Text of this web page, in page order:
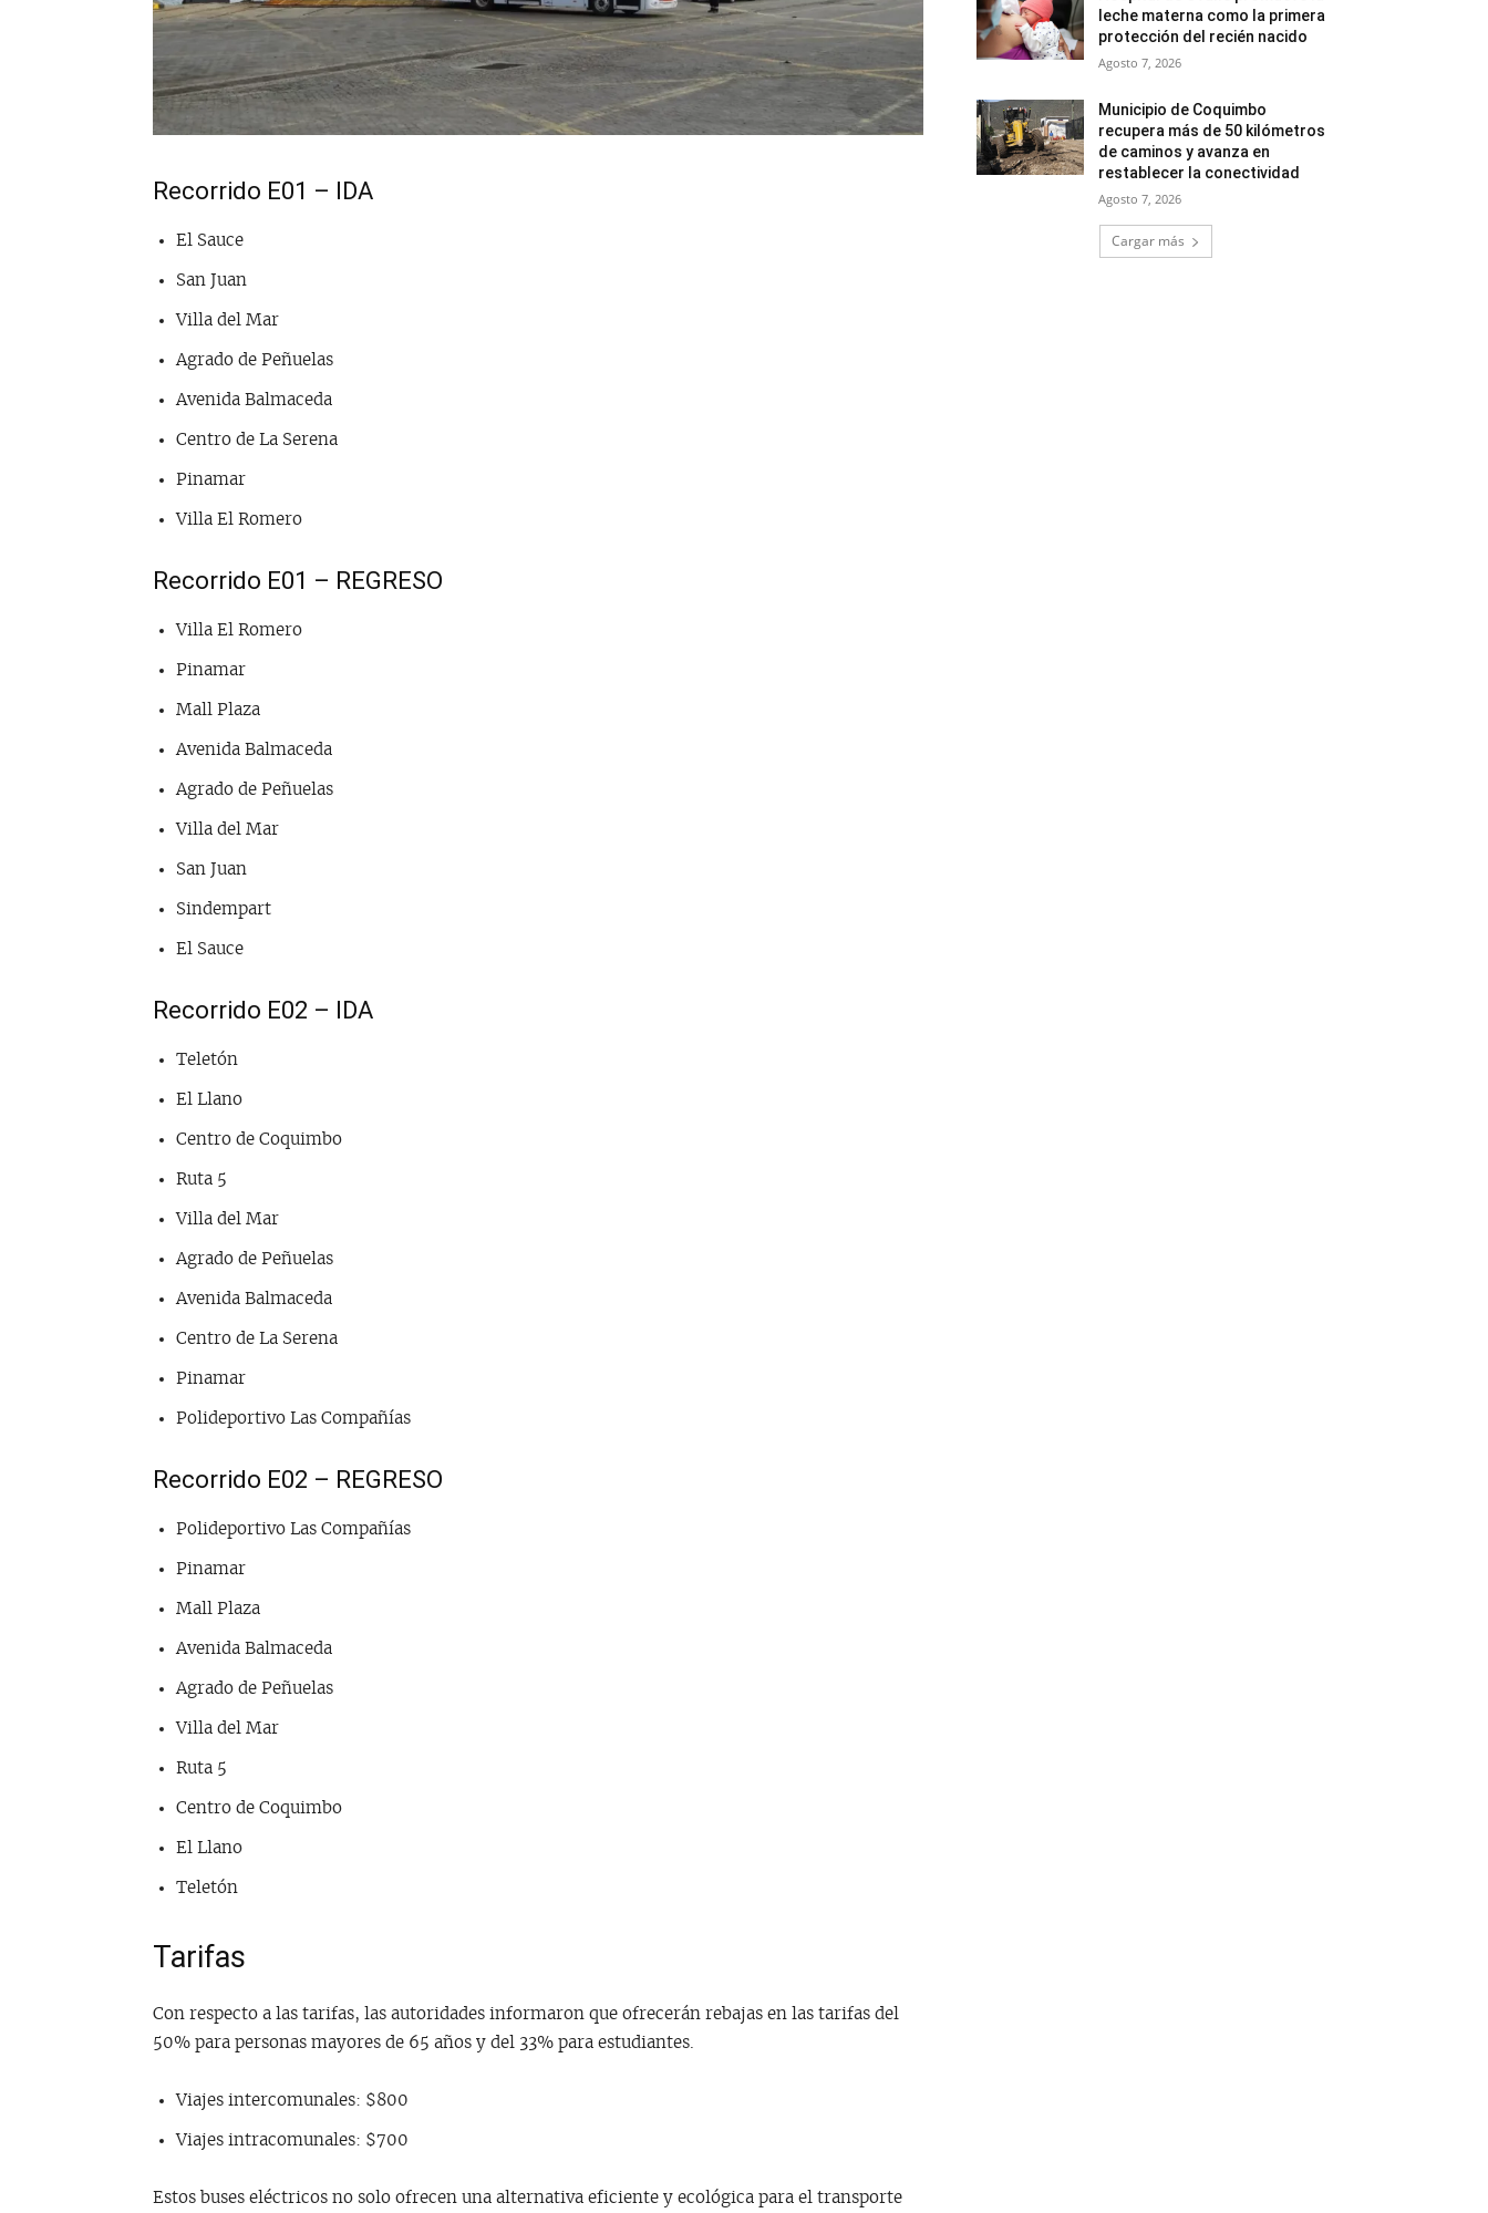
Recorrido E01 – IDA
El Sauce
San Juan
Villa del Mar
Agrado de Peñuelas
Avenida Balmaceda
Centro de La Serena
Pinamar
Villa El Romero
Recorrido E01 – REGRESO
Villa El Romero
Pinamar
Mall Plaza
Avenida Balmaceda
Agrado de Peñuelas
Villa del Mar
San Juan
Sindempart
El Sauce
Recorrido E02 – IDA
Teletón
El Llano
Centro de Coquimbo
Ruta 5
Villa del Mar
Agrado de Peñuelas
Avenida Balmaceda
Centro de La Serena
Pinamar
Polideportivo Las Compañías
Recorrido E02 – REGRESO
Polideportivo Las Compañías
Pinamar
Mall Plaza
Avenida Balmaceda
Agrado de Peñuelas
Villa del Mar
Ruta 5
Centro de Coquimbo
El Llano
Teletón
Tarifas
Con respecto a las tarifas, las autoridades informaron que ofrecerán rebajas en las tarifas del
50% para personas mayores de 65 años y del 33% para estudiantes.
Viajes intercomunales: $800
Viajes intracomunales: $700
Estos buses eléctricos no solo ofrecen una alternativa eficiente y ecológica para el transporte
leche materna como la primera
protección del recién nacido
Agosto 7, 2026
Municipio de Coquimbo
recupera más de 50 kilómetros
de caminos y avanza en
restablecer la conectividad
Agosto 7, 2026
Cargar más